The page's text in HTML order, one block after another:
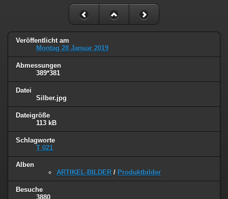
Veröffentlicht am
Montag 28 Januar 2019
Abmessungen
389*381
Datei
Silber.jpg
Dateigröße
113 kB
Schlagworte
T 021
Alben
ARTIKEL-BILDER / Produktbilder
Besuche
3880